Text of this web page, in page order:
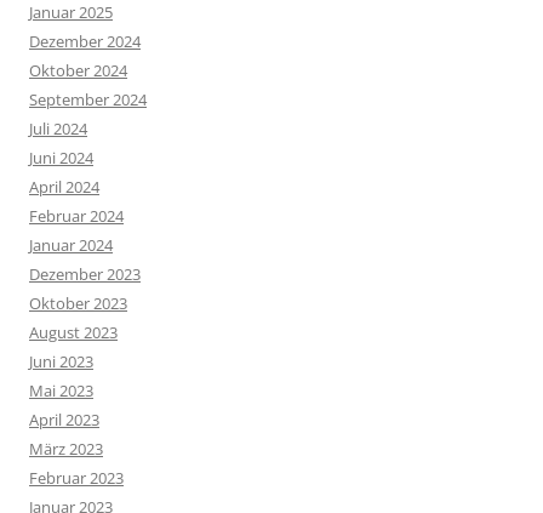
Januar 2025
Dezember 2024
Oktober 2024
September 2024
Juli 2024
Juni 2024
April 2024
Februar 2024
Januar 2024
Dezember 2023
Oktober 2023
August 2023
Juni 2023
Mai 2023
April 2023
März 2023
Februar 2023
Januar 2023